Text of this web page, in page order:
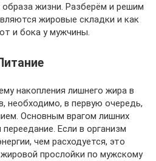
образа жизни. Разберём и решим
жировые складки и как
и бока у мужчины.
накопления лишнего жира в
необходимо, в первую очередь,
Основным врагом лишних
Если в организм
чем расходуется, это
прослойки по мужскому